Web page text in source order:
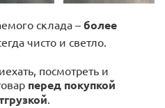
склада – более
чисто и светло.
посмотреть и
перед покупкой
.